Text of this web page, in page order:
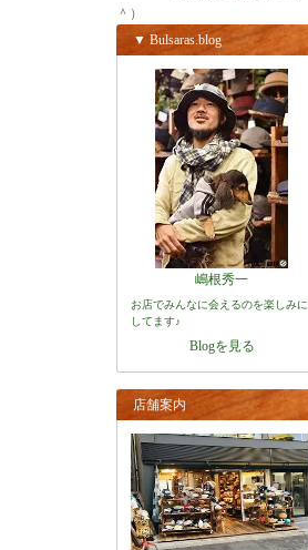
＾）
▼ Bulsaras.blog
嶋根秀一
お店でみんなに会えるのを楽しみに
してます♪
Blogを見る
店舗案内